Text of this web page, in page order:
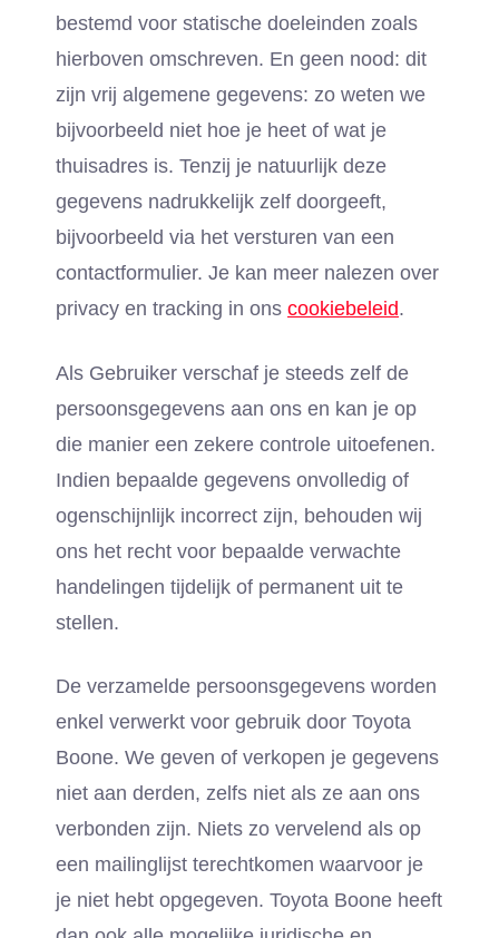
bestemd voor statische doeleinden zoals
hierboven omschreven. En geen nood: dit
zijn vrij algemene gegevens: zo weten we
bijvoorbeeld niet hoe je heet of wat je
thuisadres is. Tenzij je natuurlijk deze
gegevens nadrukkelijk zelf doorgeeft,
bijvoorbeeld via het versturen van een
contactformulier. Je kan meer nalezen over
privacy en tracking in ons cookiebeleid.
Als Gebruiker verschaf je steeds zelf de
persoonsgegevens aan ons en kan je op
die manier een zekere controle uitoefenen.
Indien bepaalde gegevens onvolledig of
ogenschijnlijk incorrect zijn, behouden wij
ons het recht voor bepaalde verwachte
handelingen tijdelijk of permanent uit te
stellen.
De verzamelde persoonsgegevens worden
enkel verwerkt voor gebruik door Toyota
Boone. We geven of verkopen je gegevens
niet aan derden, zelfs niet als ze aan ons
verbonden zijn. Niets zo vervelend als op
een mailinglijst terechtkomen waarvoor je
je niet hebt opgegeven. Toyota Boone heeft